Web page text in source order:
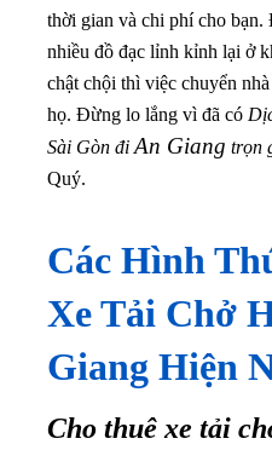
thời gian và chi phí cho bạn.
nhiều đồ đạc lỉnh kỉnh lại ở
chật chội thì việc chuyển
họ. Đừng lo lắng vì đã có
Sài Gòn đi An Giang trọn
Quý.
Các Hình
Xe Tải Chở
Giang Hiện
Cho thuê xe tải